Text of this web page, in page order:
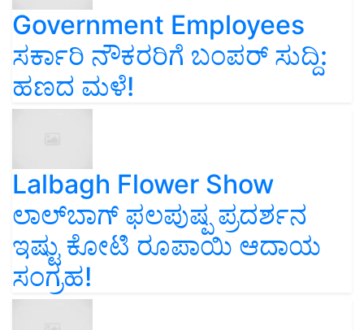
Government Employees
ಸರ್ಕಾರಿ ನೌಕರರಿಗೆ ಬಂಪರ್‌ ಸುದ್ದಿ:
ಹಣದ ಮಳೆ!
Lalbagh Flower Show
ಲಾಲ್‌ಬಾಗ್ ಫಲಪುಷ್ಪ ಪ್ರದರ್ಶನ
ಇಷ್ಟು ಕೋಟಿ ರೂಪಾಯಿ ಆದಾಯ
ಸಂಗ್ರಹ!